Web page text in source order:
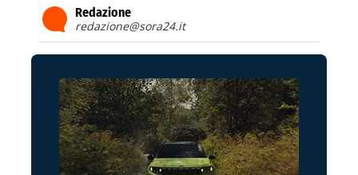
Redazione
redazione@sora24.it